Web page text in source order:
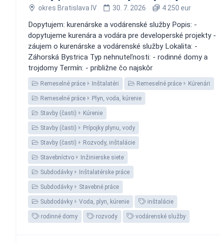
okres Bratislava IV 30. 7. 2026 4 250 eur
Dopytujem: kurenárske a vodárenské služby Popis: -
dopytujeme kurenára a vodára pre developerské projekty -
záujem o kurenárske a vodárenské služby Lokalita: -
Záhorská Bystrica Typ nehnuteľnosti: - rodinné domy a
trojdomy Termín: - približne čo najskôr
Remeselné práce Inštalatéri Remeselné práce Kúrenári
Remeselné práce Plyn, voda, kúrenie
Stavby (časti) Kúrenie
Stavby (časti) Prípojky plynu, vody
Stavby (časti) Rozvody, inštalácie
Stavebníctvo Inžinierske siete
Subdodávky Inštalatérske práce
Subdodávky Stavebné práce
Subdodávky Voda, plyn, kúrenie inštalácie
rodinné domy rozvody vodárenské služby